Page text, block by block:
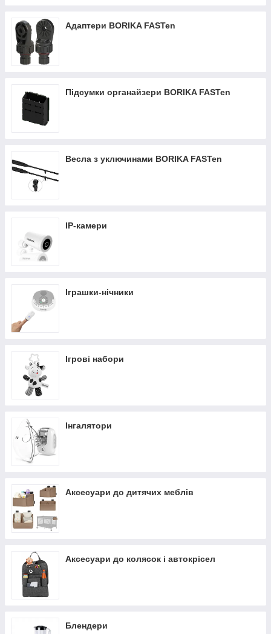
Адаптери BORIKA FASTen
Підсумки органайзери BORIKA FASTen
Весла з уключинами BORIKA FASTen
IP-камери
Іграшки-нічники
Ігрові набори
Інгалятори
Аксесуари до дитячих меблів
Аксесуари до колясок і автокрісел
Блендери